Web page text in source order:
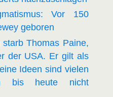
Vor 150
geboren
Thomas Paine,
der USA. Er gilt als
Ideen sind vielen
bis heute nicht